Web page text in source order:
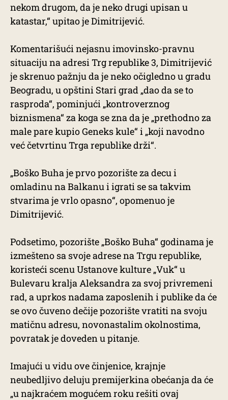
nekom drugom, da je neko drugi upisan u
katastar,“ upitao je Dimitrijević.
Komentarišući nejasnu imovinsko-pravnu
situaciju na adresi Trg republike 3, Dimitrijević
je skrenuo pažnju da je neko očigledno u gradu
Beogradu, u opštini Stari grad „dao da se to
rasproda“, pominjući „kontroverznog
biznismena“ za koga se zna da je „prethodno za
male pare kupio Geneks kule“ i „koji navodno
već četvrtinu Trga republike drži“.
„Boško Buha je prvo pozorište za decu i
omladinu na Balkanu i igrati se sa takvim
stvarima je vrlo opasno“, opomenuo je
Dimitrijević.
Podsetimo, pozorište „Boško Buha“ godinama je
izmešteno sa svoje adrese na Trgu republike,
koristeći scenu Ustanove kulture „Vuk“ u
Bulevaru kralja Aleksandra za svoj privremeni
rad, a uprkos nadama zaposlenih i publike da će
se ovo čuveno dečije pozorište vratiti na svoju
matičnu adresu, novonastalim okolnostima,
povratak je doveden u pitanje.
Imajući u vidu ove činjenice, krajnje
neubedljivo deluju premijerkina obećanja da će
„u najkraćem mogućem roku rešiti ovaj